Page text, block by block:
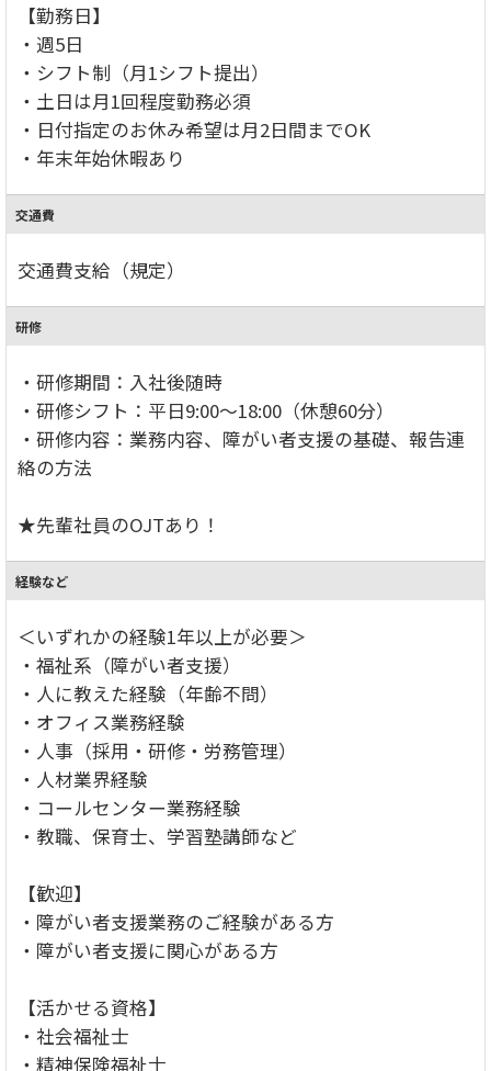
【勤務日】
・週5日
・シフト制（月1シフト提出）
・土日は月1回程度勤務必須
・日付指定のお休み希望は月2日間までOK
・年末年始休暇あり
交通費
交通費支給（規定）
研修
・研修期間：入社後随時
・研修シフト：平日9:00～18:00（休憩60分）
・研修内容：業務内容、障がい者支援の基礎、報告連
絡の方法
★先輩社員のOJTあり！
経験など
＜いずれかの経験1年以上が必要＞
・福祉系（障がい者支援）
・人に教えた経験（年齢不問）
・オフィス業務経験
・人事（採用・研修・労務管理）
・人材業界経験
・コールセンター業務経験
・教職、保育士、学習塾講師など
【歓迎】
・障がい者支援業務のご経験がある方
・障がい者支援に関心がある方
【活かせる資格】
・社会福祉士
・精神保険福祉士